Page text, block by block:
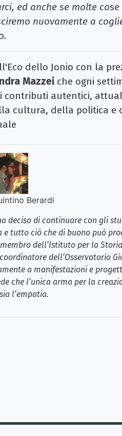
ed anche se molte cose
nuovamente a
dello Jonio con la
Mazzei che ogni
autentici,
cultura, della politica e
Berardi
deciso di continuare con gli
tutto ciò che di buono può
dell’Istituto per la
dell’Osservatorio
a manifestazioni e
che l’unica arma per la
l’empatia.